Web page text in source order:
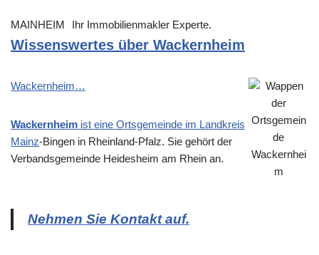
MAINHEIM Ihr Immobilienmakler Experte.
Wissenswertes über Wackernheim
Wackernheim…
Wackernheim ist eine Ortsgemeinde im Landkreis
Mainz-Bingen in Rheinland-Pfalz. Sie gehört der
Verbandsgemeinde Heidesheim am Rhein an.
Nehmen Sie Kontakt auf.